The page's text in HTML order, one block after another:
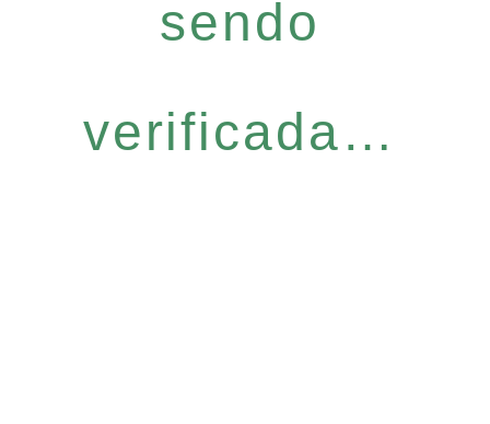
sendo
verificada…